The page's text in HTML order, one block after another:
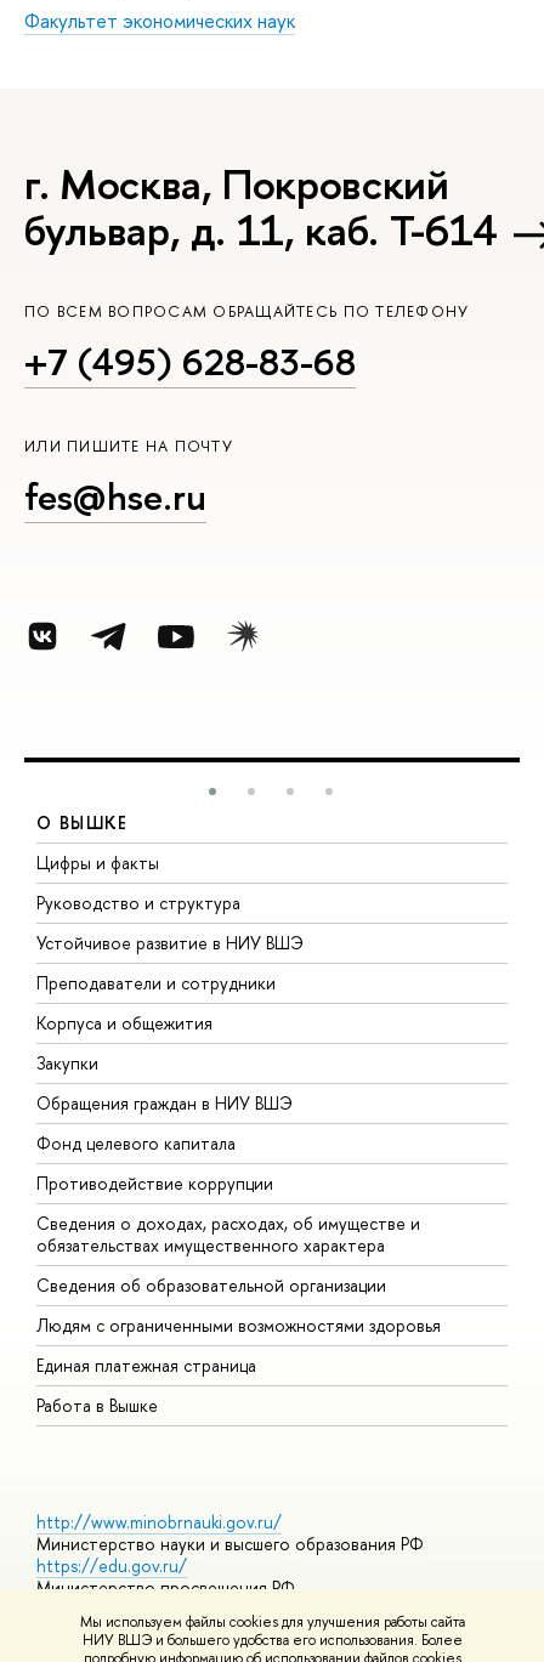
Мы используем файлы cookies для улучшения работы сайта
НИУ ВШЭ и большего удобства его использования. Более
Факультет экономических наук
г. Москва, Покровский
бульвар, д. 11, каб. Т-614
ПО ВСЕМ ВОПРОСАМ ОБРАЩАЙТЕСЬ ПО ТЕЛЕФОНУ
+7 (495) 628-83-68
ИЛИ ПИШИТЕ НА ПОЧТУ
fes@hse.ru
О ВЫШКЕ
Цифры и факты
Руководство и структура
Устойчивое развитие в НИУ ВШЭ
Преподаватели и сотрудники
Корпуса и общежития
Закупки
Обращения граждан в НИУ ВШЭ
Фонд целевого капитала
Противодействие коррупции
Сведения о доходах, расходах, об имуществе и
обязательствах имущественного характера
Сведения об образовательной организации
Людям с ограниченными возможностями здоровья
Единая платежная страница
Работа в Вышке
http://www.minobrnauki.gov.ru/
Министерство науки и высшего образования РФ
https://edu.gov.ru/
Министерство просвещения РФ
https://elearning.hse.ru/mooc
Массовые открытые онлайн-курсы